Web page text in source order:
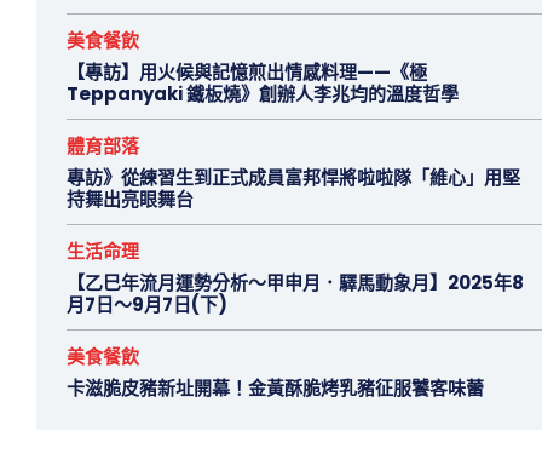
美食餐飲
【專訪】用火候與記憶煎出情感料理——《極
Teppanyaki 鐵板燒》創辦人李兆均的溫度哲學
體育部落
專訪》從練習生到正式成員富邦悍將啦啦隊「維心」用堅
持舞出亮眼舞台
生活命理
【乙巳年流月運勢分析～甲申月．驛馬動象月】2025年8
月7日～9月7日(下)
美食餐飲
卡滋脆皮豬新址開幕！金黃酥脆烤乳豬征服饕客味蕾